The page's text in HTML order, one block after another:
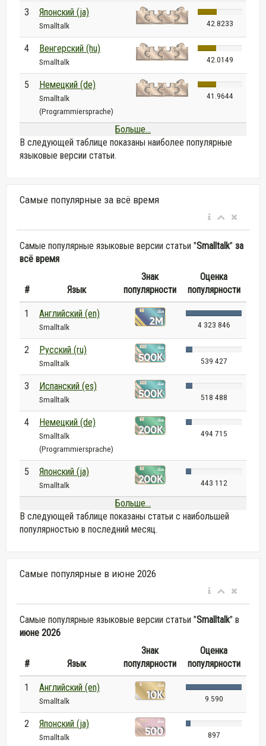
3 Японский (ja)
Smalltalk 42.8233
4 Венгерский (hu)
Smalltalk 42.0149
5 Немецкий (de)
Smalltalk
(Programmiersprache)
41.9644
Больше...
В следующей таблице показаны наиболее популярные
языковые версии статьи.
Самые популярные за всё время
Самые популярные языковые версии статьи "Smalltalk" за
всё время
# Язык
Знак
популярности
Оценка
популярности
1 Английский (en)
Smalltalk 4 323 846
2 Русский (ru)
Smalltalk 539 427
3 Испанский (es)
Smalltalk 518 488
4 Немецкий (de)
Smalltalk
(Programmiersprache)
494 715
5 Японский (ja)
Smalltalk 443 112
Больше...
В следующей таблице показаны статьи с наибольшей
популярностью в последний месяц.
Самые популярные в июне 2026
Самые популярные языковые версии статьи "Smalltalk" в
июне 2026
# Язык
Знак
популярности
Оценка
популярности
1 Английский (en)
Smalltalk 9 590
2 Японский (ja)
Smalltalk 897